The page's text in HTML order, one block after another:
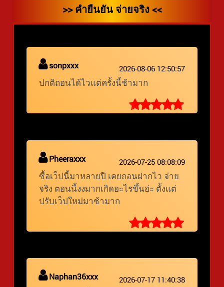
>> คำยืนยัน จ่ายจริง <<
sonpxxx 2026-08-06 12:50:57
ปกติถอนได้ไวแต่ครั้งนี้ช้ามาก
Pheeraxxx 2026-07-25 08:08:09
ซื้อเว็ปนี้มาหลายปี เคยถอนฝากไว จ่าย
จริง ตอนนี้งงมากเกิดอะไรขึ้นอ่ะ ตั้งแต่
ปรับเว็ปใหม่มาช้ามาก
Naphan36xxx 2026-07-17 11:40:38